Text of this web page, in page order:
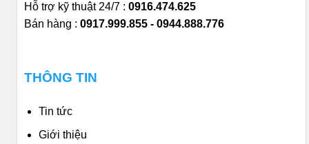
Hỗ trợ kỹ thuật 24/7 : 0916.474.625
Bán hàng : 0917.999.855 - 0944.888.776
THÔNG TIN
Tin tức
Giới thiệu